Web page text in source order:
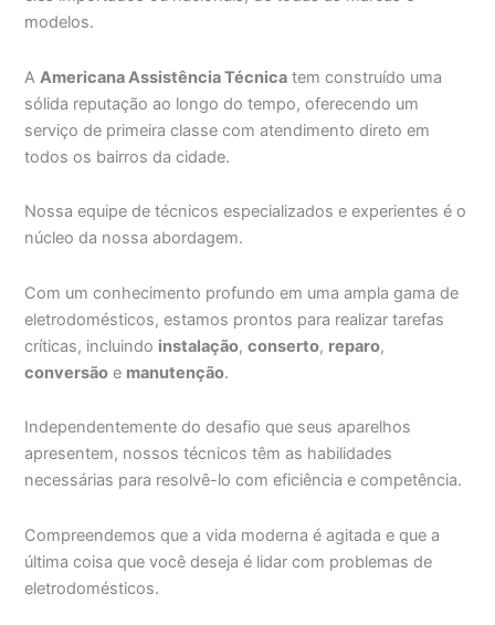
modelos.
A Americana Assistência Técnica tem construído uma
sólida reputação ao longo do tempo, oferecendo um
serviço de primeira classe com atendimento direto em
todos os bairros da cidade.
Nossa equipe de técnicos especializados e experientes é o
núcleo da nossa abordagem.
Com um conhecimento profundo em uma ampla gama de
eletrodomésticos, estamos prontos para realizar tarefas
críticas, incluindo instalação,conserto, reparo,
conversão e manutenção.
Independentemente do desafio que seus aparelhos
apresentem, nossos técnicos têm as habilidades
necessárias para resolvê-lo com eficiência e competência.
Compreendemos que a vida moderna é agitada e que a
última coisa que você deseja é lidar com problemas de
eletrodomésticos.